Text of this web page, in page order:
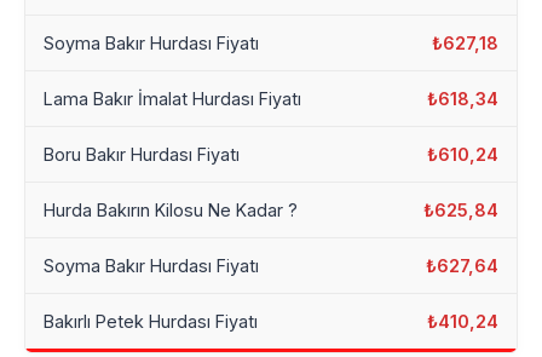
Soyma Bakır Hurdası Fiyatı ₺627,18
Lama Bakır İmalat Hurdası Fiyatı ₺618,34
Boru Bakır Hurdası Fiyatı ₺610,24
Hurda Bakırın Kilosu Ne Kadar ? ₺625,84
Soyma Bakır Hurdası Fiyatı ₺627,64
Bakırlı Petek Hurdası Fiyatı ₺410,24